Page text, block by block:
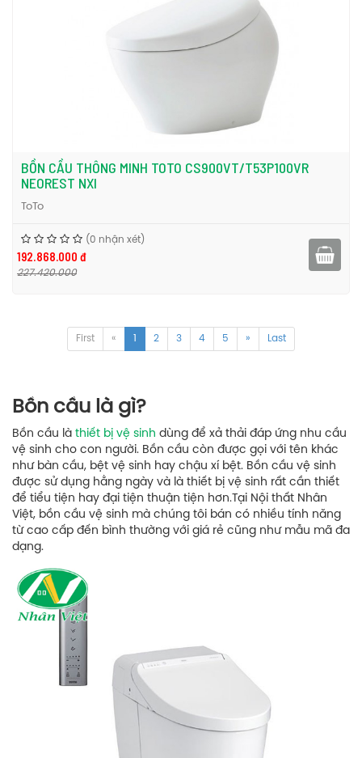
BỒN CẦU THÔNG MINH TOTO CS900VT/T53P100VR
NEOREST NXI
ToTo
(0 nhận xét)
192.868.000 đ
227.420.000
First « 1 2 3 4 5 » Last
Bồn cầu là gì?
Bồn cầu là thiết bị vệ sinh dùng để xả thải đáp ứng nhu cầu
vệ sinh cho con người. Bồn cầu còn được gọi với tên khác
như bàn cầu, bệt vệ sinh hay chậu xí bệt. Bồn cầu vệ sinh
được sử dụng hằng ngày và là thiết bị vệ sinh rất cần thiết
để tiểu tiện hay đại tiện thuận tiện hơn.Tại Nội thất Nhân
Việt, bồn cầu vệ sinh mà chúng tôi bán có nhiều tính năng
từ cao cấp đến bình thường với giá rẻ cũng như mẫu mã đa
dạng.